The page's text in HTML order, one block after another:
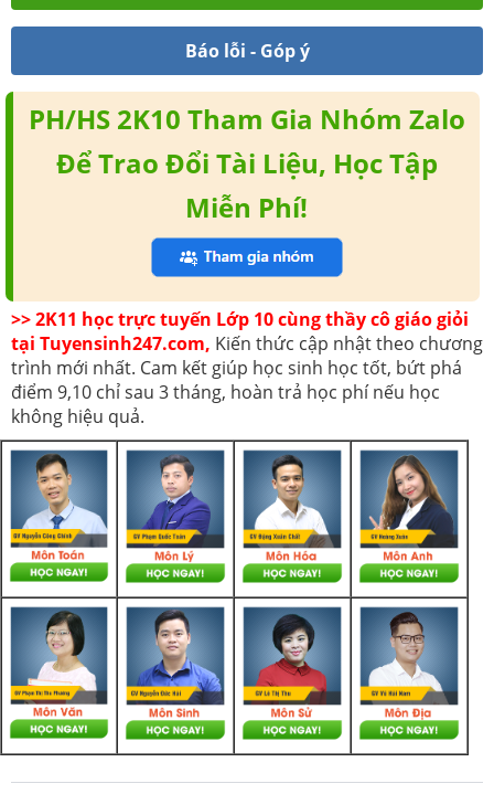
Báo lỗi - Góp ý
PH/HS 2K10 Tham Gia Nhóm Zalo
Để Trao Đổi Tài Liệu, Học Tập
Miễn Phí!
>> 2K11 học trực tuyến Lớp 10 cùng thầy cô giáo giỏi
tại Tuyensinh247.com, Kiến thức cập nhật theo chương
trình mới nhất. Cam kết giúp học sinh học tốt, bứt phá
điểm 9,10 chỉ sau 3 tháng, hoàn trả học phí nếu học
không hiệu quả.